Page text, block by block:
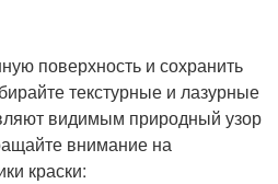
поверхность и сохранить
текстурные и лазурные
видимым природный узор
внимание на
краски: